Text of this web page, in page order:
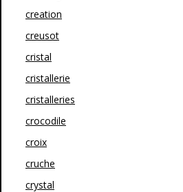
creation
creusot
cristal
cristallerie
cristalleries
crocodile
croix
cruche
crystal